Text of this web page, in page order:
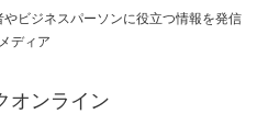
ビジネスパーソンに役立つ情報を発信
ディア
オンライン